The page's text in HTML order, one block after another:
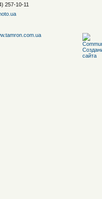
257-10-11